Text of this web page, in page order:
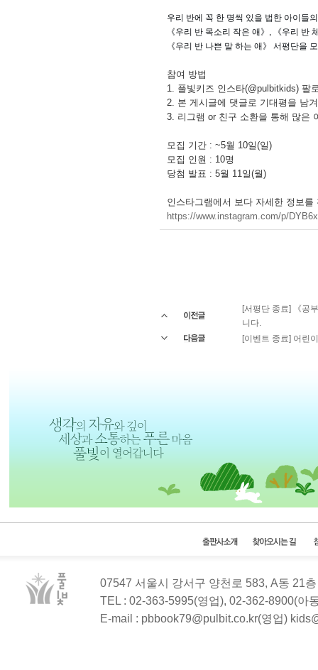
우리 반에 꼭 한 명씩 있을 법한 아이들
《우리 반 목소리 작은 애》, 《우리 반
《우리 반 나쁜 말 하는 애》 서평단을
참여 방법
1. 풀빛키즈 인스타(@pulbitkids) 팔
2. 본 게시글에 댓글로 기대평을 남
3. 리그램 or 친구 소환을 통해 많은
모집 기간 : ~5월 10일(일)
모집 인원 : 10명
당첨 발표 : 5월 11일(월)
인스타그램에서 보다 자세한 정보를
https://www.instagram.com/p/
[서평단 종료] 《공
니다.
[이벤트 종료] 어린
07547 서울시 강서구 양천로 583, A동 21
TEL : 02-363-5995(영업), 02-362-8900(아
E-mail : pbbook79@pulbit.co.kr(영업)